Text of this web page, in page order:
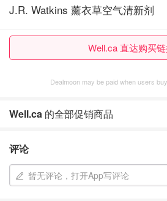
J.R. Watkins 薰衣草空气清新剂
Well.ca 直达购买
Dealmoon may be paid when users
Well.ca 的全部促销商品
评论
暂无评论，打开App写评论